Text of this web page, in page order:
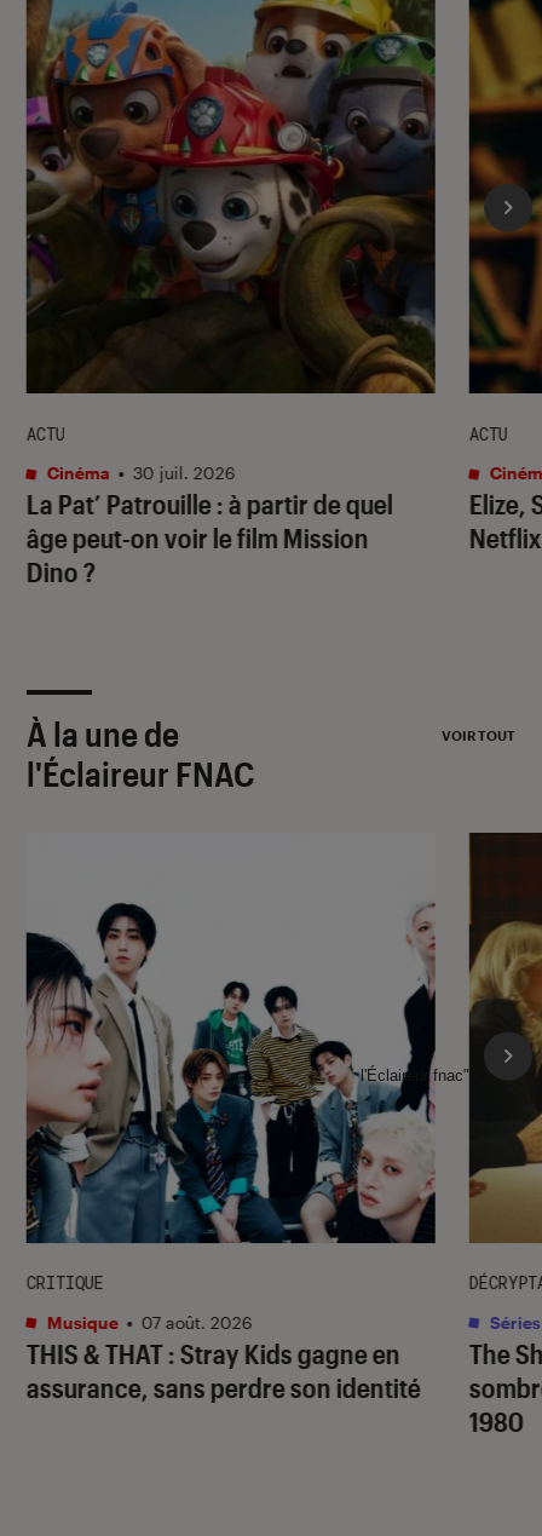
La Pat’ Patrouille: à partir de quel
âge peut-on voir le film Mission
Dino?
ACTU
Cinéma • 30 juil. 2026
Elize,
ACTU
À la une de
l'Éclaireur FNAC
VOIR TOUT
THIS & THAT: Stray Kids gagne en
assurance, sans perdre son identité
CRITIQUE
Musique • 07 août. 2026
The
1980
Séries
l'Éclaireur fnac">